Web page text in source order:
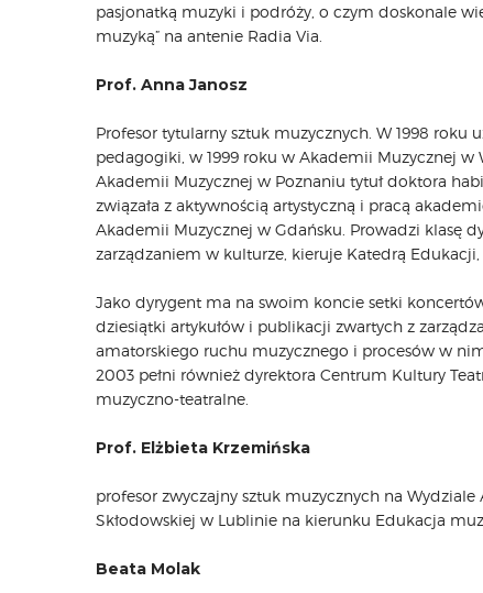
pasjonatką muzyki i podróży, o czym doskonale
muzyką” na antenie Radia Via.
Prof. Anna Janosz
Profesor tytularny sztuk muzycznych. W 1998 roku
pedagogiki, w 1999 roku w Akademii Muzycznej w
Akademii Muzycznej w Poznaniu tytuł doktora
związała z aktywnością artystyczną i pracą
Akademii Muzycznej w Gdańsku. Prowadzi klasę
zarządzaniem w kulturze, kieruje Katedrą
Jako dyrygent ma na swoim koncie setki
dziesiątki artykułów i publikacji zwartych z
amatorskiego ruchu muzycznego i procesów w
2003 pełni również dyrektora Centrum Kultury
muzyczno-teatralne.
Prof. Elżbieta Krzemińska
profesor zwyczajny sztuk muzycznych na
Skłodowskiej w Lublinie na kierunku Edukacja
Beata Molak